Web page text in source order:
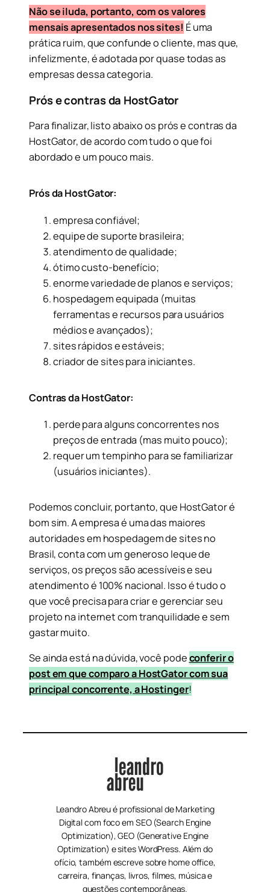
Não se iluda, portanto, com os valores
mensais apresentados nos sites! É uma
prática ruim, que confunde o cliente, mas que,
infelizmente, é adotada por quase todas as
empresas dessa categoria.
Prós e contras da HostGator
Para finalizar, listo abaixo os prós e contras da
HostGator, de acordo com tudo o que foi
abordado e um pouco mais.
Prós da HostGator:
empresa confiável;
equipe de suporte brasileira;
atendimento de qualidade;
ótimo custo-benefício;
enorme variedade de planos e serviços;
hospedagem equipada (muitas
ferramentas e recursos para usuários
médios e avançados);
sites rápidos e estáveis;
criador de sites para iniciantes.
Contras da HostGator:
perde para alguns concorrentes nos
preços de entrada (mas muito pouco);
requer um tempinho para se familiarizar
(usuários iniciantes).
Podemos concluir, portanto, que HostGator é
bom sim. A empresa é uma das maiores
autoridades em hospedagem de sites no
Brasil, conta com um generoso leque de
serviços, os preços são acessíveis e seu
atendimento é 100% nacional. Isso é tudo o
que você precisa para criar e gerenciar seu
projeto na internet com tranquilidade e sem
gastar muito.
Se ainda está na dúvida, você podeconferir o
post em que comparo a HostGator com sua
principal concorrente, a Hostinger!
Leandro Abreu é profissional de Marketing
Digital com foco em SEO (Search Engine
Optimization), GEO (Generative Engine
Optimization) e sites WordPress. Além do
ofício, também escreve sobre home office,
carreira, finanças, livros, filmes, música e
questões contemporâneas.